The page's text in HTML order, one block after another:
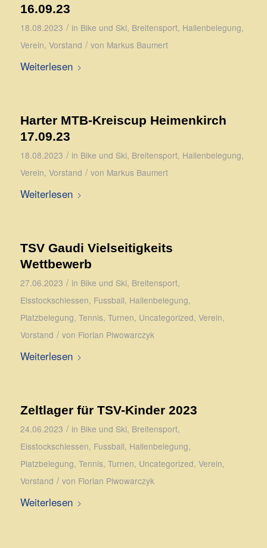
16.09.23
18.08.2023 / in Bike und Ski, Breitensport, Hallenbelegung,
Verein, Vorstand / von Markus Baumert
Weiterlesen
Harter MTB-Kreiscup Heimenkirch
17.09.23
18.08.2023 / in Bike und Ski, Breitensport, Hallenbelegung,
Verein, Vorstand / von Markus Baumert
Weiterlesen
TSV Gaudi Vielseitigkeits
Wettbewerb
27.06.2023 / in Bike und Ski, Breitensport,
Eisstockschiessen, Fussball, Hallenbelegung,
Platzbelegung, Tennis, Turnen, Uncategorized, Verein,
Vorstand / von Florian Piwowarczyk
Weiterlesen
Zeltlager für TSV-Kinder 2023
24.06.2023 / in Bike und Ski, Breitensport,
Eisstockschiessen, Fussball, Hallenbelegung,
Platzbelegung, Tennis, Turnen, Uncategorized, Verein,
Vorstand / von Florian Piwowarczyk
Weiterlesen